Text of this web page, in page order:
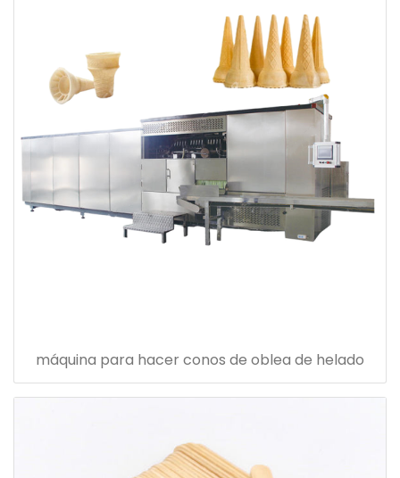
máquina para hacer conos de oblea de helado